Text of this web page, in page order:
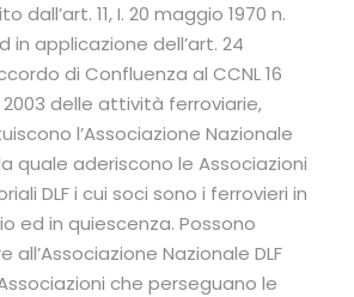
dall’art. 11, I. 20 maggio 1970 n.
in applicazione dell’art. 24
di Confluenza al CCNL 16
delle attività ferroviarie,
l’Associazione Nazionale
quale aderiscono le Associazioni
DLF i cui soci sono i ferrovieri in
ed in quiescenza. Possono
all’Associazione Nazionale DLF
che perseguano le